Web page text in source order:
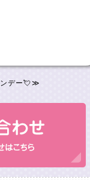
デー💘≫